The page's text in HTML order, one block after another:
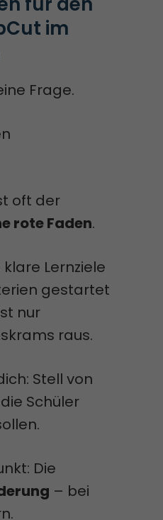
im
Frage.
oft der
rote Faden.
Lernziele
gestartet
nur
raus.
Stell von
Schüler
Die
– bei